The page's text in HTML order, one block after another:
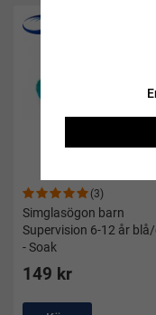
(3)
Simglasögon barn
Supervision 6-12 år
- Soak
149 kr